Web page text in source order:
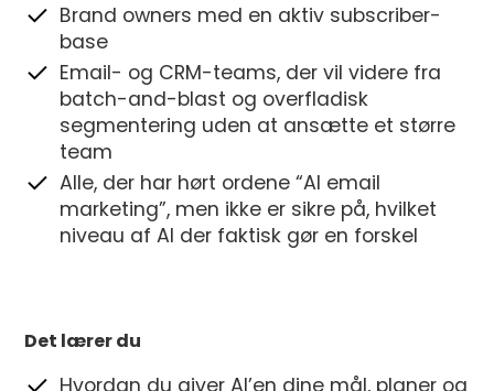
Brand owners med en aktiv subscriber-
base
Email- og CRM-teams, der vil videre fra
batch-and-blast og overfladisk
segmentering uden at ansætte et større
team
Alle, der har hørt ordene “AI email
marketing”, men ikke er sikre på, hvilket
niveau af AI der faktisk gør en forskel
Det lærer du